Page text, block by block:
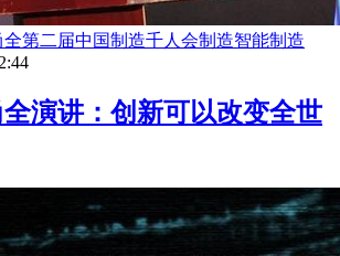
全第二届中国制造千人会制造智能制造
演讲：创新可以改变全世